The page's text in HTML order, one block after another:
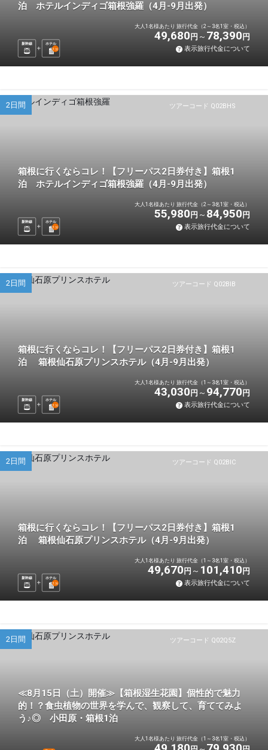
泊 ホテルインディゴ箱根強羅（4月-9月出発）
新幹線
ホテル
1 泊
大人1名様あたり 旅行代金（2～3名1室・税込）
49,680 円 78,390 円
表示旅行代金について
ツアーコード Q02BHS
2日間
箱根に行くならコレ！【フリーパス2日券付き】箱根1
泊 ホテルインディゴ箱根強羅（4月-9月出発）
新幹線
ホテル
1 泊
大人1名様あたり 旅行代金（2～3名1室・税込）
55,980 円 84,950 円
表示旅行代金について
ツアーコード Q02BIB
2日間
箱根に行くならコレ！【フリーパス2日券付き】箱根1
泊 箱根仙石原プリンスホテル（4月-9月出発）
新幹線
ホテル
1 泊
大人1名様あたり 旅行代金（1～3名1室・税込）
43,030 円 94,770 円
表示旅行代金について
ツアーコード Q02BIC
2日間
箱根に行くならコレ！【フリーパス2日券付き】箱根1
泊 箱根仙石原プリンスホテル（4月-9月出発）
新幹線
ホテル
1 泊
大人1名様あたり 旅行代金（1～3名1室・税込）
49,670 円 101,410 円
表示旅行代金について
ツアーコード Q02Q5Z
2日間
≪8月15日（土）開催≫【箱根湿生花園】個性的で魅力
的！？食虫植物の世界を学んで、観察して、育ててみよ
う♪◎ 小田原・箱根1泊
大人1名様あたり 旅行代金（1～3名1室・税込）